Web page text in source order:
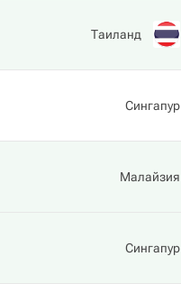
Таиланд
Сингапур
Малайзия
Сингапур